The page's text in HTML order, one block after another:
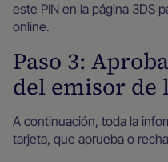
este PIN en la página 3DS
online.
Paso 3:
del emisor de
A continuación, toda la
tarjeta, que aprueba o